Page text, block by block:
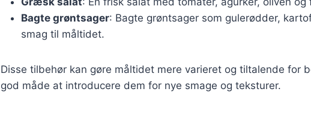
Bagte grøntsager: Bagte grøntsager som gulerødder,
smag til måltidet.
Disse tilbehør kan gøre måltidet mere varieret og tiltalende for
god måde at introducere dem for nye smage og teksturer.